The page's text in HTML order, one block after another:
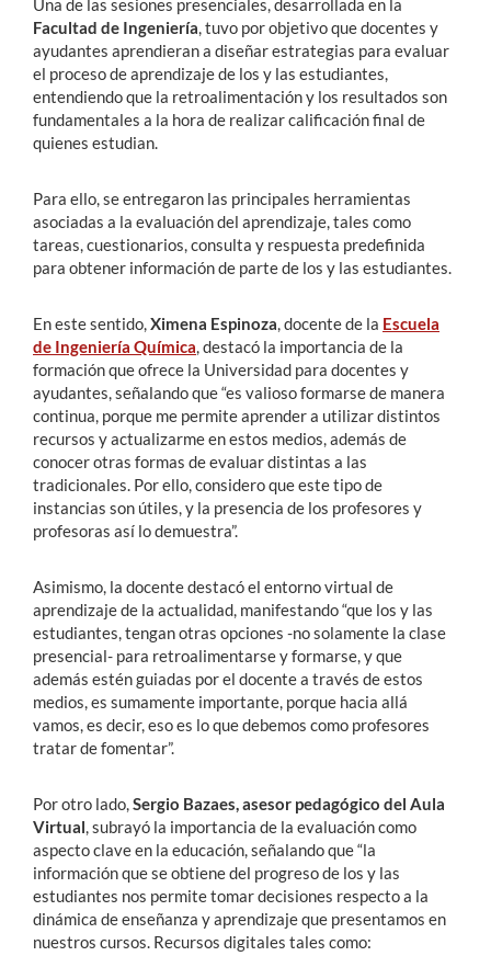
Una de las sesiones presenciales, desarrollada en la
Facultad de Ingeniería, tuvo por objetivo que docentes y
ayudantes aprendieran a diseñar estrategias para evaluar
el proceso de aprendizaje de los y las estudiantes,
entendiendo que la retroalimentación y los resultados son
fundamentales a la hora de realizar calificación final de
quienes estudian.
Para ello, se entregaron las principales herramientas
asociadas a la evaluación del aprendizaje, tales como
tareas, cuestionarios, consulta y respuesta predefinida
para obtener información de parte de los y las estudiantes.
En este sentido,Ximena Espinoza, docente de la Escuela
de Ingeniería Química, destacó la importancia de la
formación que ofrece la Universidad para docentes y
ayudantes, señalando que “es valioso formarse de manera
continua, porque me permite aprender a utilizar distintos
recursos y actualizarme en estos medios, además de
conocer otras formas de evaluar distintas a las
tradicionales. Por ello, considero que este tipo de
instancias son útiles, y la presencia de los profesores y
profesoras así lo demuestra”.
Asimismo, la docente destacó el entorno virtual de
aprendizaje de la actualidad, manifestando “que los y las
estudiantes, tengan otras opciones -no solamente la clase
presencial- para retroalimentarse y formarse, y que
además estén guiadas por el docente a través de estos
medios, es sumamente importante, porque hacia allá
vamos, es decir, eso es lo que debemos como profesores
tratar de fomentar”.
Por otro lado,Sergio Bazaes, asesor pedagógico del Aula
Virtual, subrayó la importancia de la evaluación como
aspecto clave en la educación, señalando que “la
información que se obtiene del progreso de los y las
estudiantes nos permite tomar decisiones respecto a la
dinámica de enseñanza y aprendizaje que presentamos en
nuestros cursos. Recursos digitales tales como: